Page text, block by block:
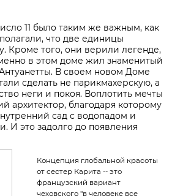
11 было таким же важным, как
что две единицы
Кроме того, они верили легенде,
в этом доме жил знаменитый
В своем новом Доме
сделать не парикмахерскую, а
неги и покоя. Воплотить мечты
архитектор, благодаря которому
сад с водопадом и
И это задолго до появления
Концепция глобальной красоты
от сестер Карита -- это
французский вариант
чеховского "в человеке все